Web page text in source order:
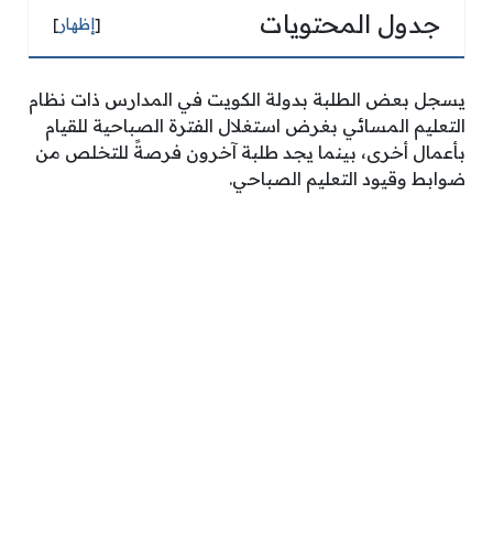
جدول المحتويات [إظهار]
يسجل بعض الطلبة بدولة الكويت في المدارس ذات نظام
التعليم المسائي بغرض استغلال الفترة الصباحية للقيام
بأعمال أخرى، بينما يجد طلبة آخرون فرصةً للتخلص من
ضوابط وقيود التعليم الصباحي.